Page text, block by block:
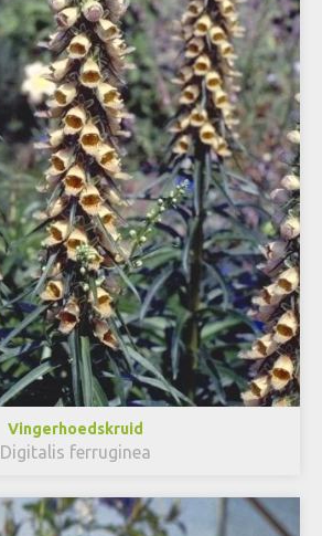
Vingerhoedskruid
Digitalis ferruginea